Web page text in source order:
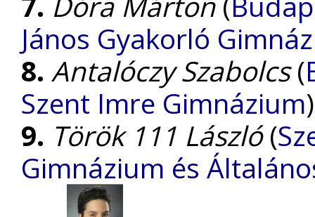
János Gyakorló
8. Antalóczy Szabolcs(
Szent Imre Gimnázium
9. Török 111 László(
Gimnázium és